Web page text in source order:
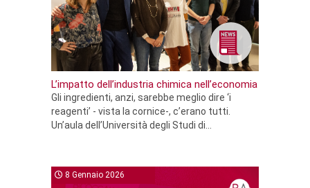
L’impatto dell’industria chimica nell’economia
Gli ingredienti, anzi, sarebbe meglio dire ‘i
reagenti’ - vista la cornice-, c’erano tutti.
Un’aula dell’Università degli Studi di...
8 Gennaio 2026